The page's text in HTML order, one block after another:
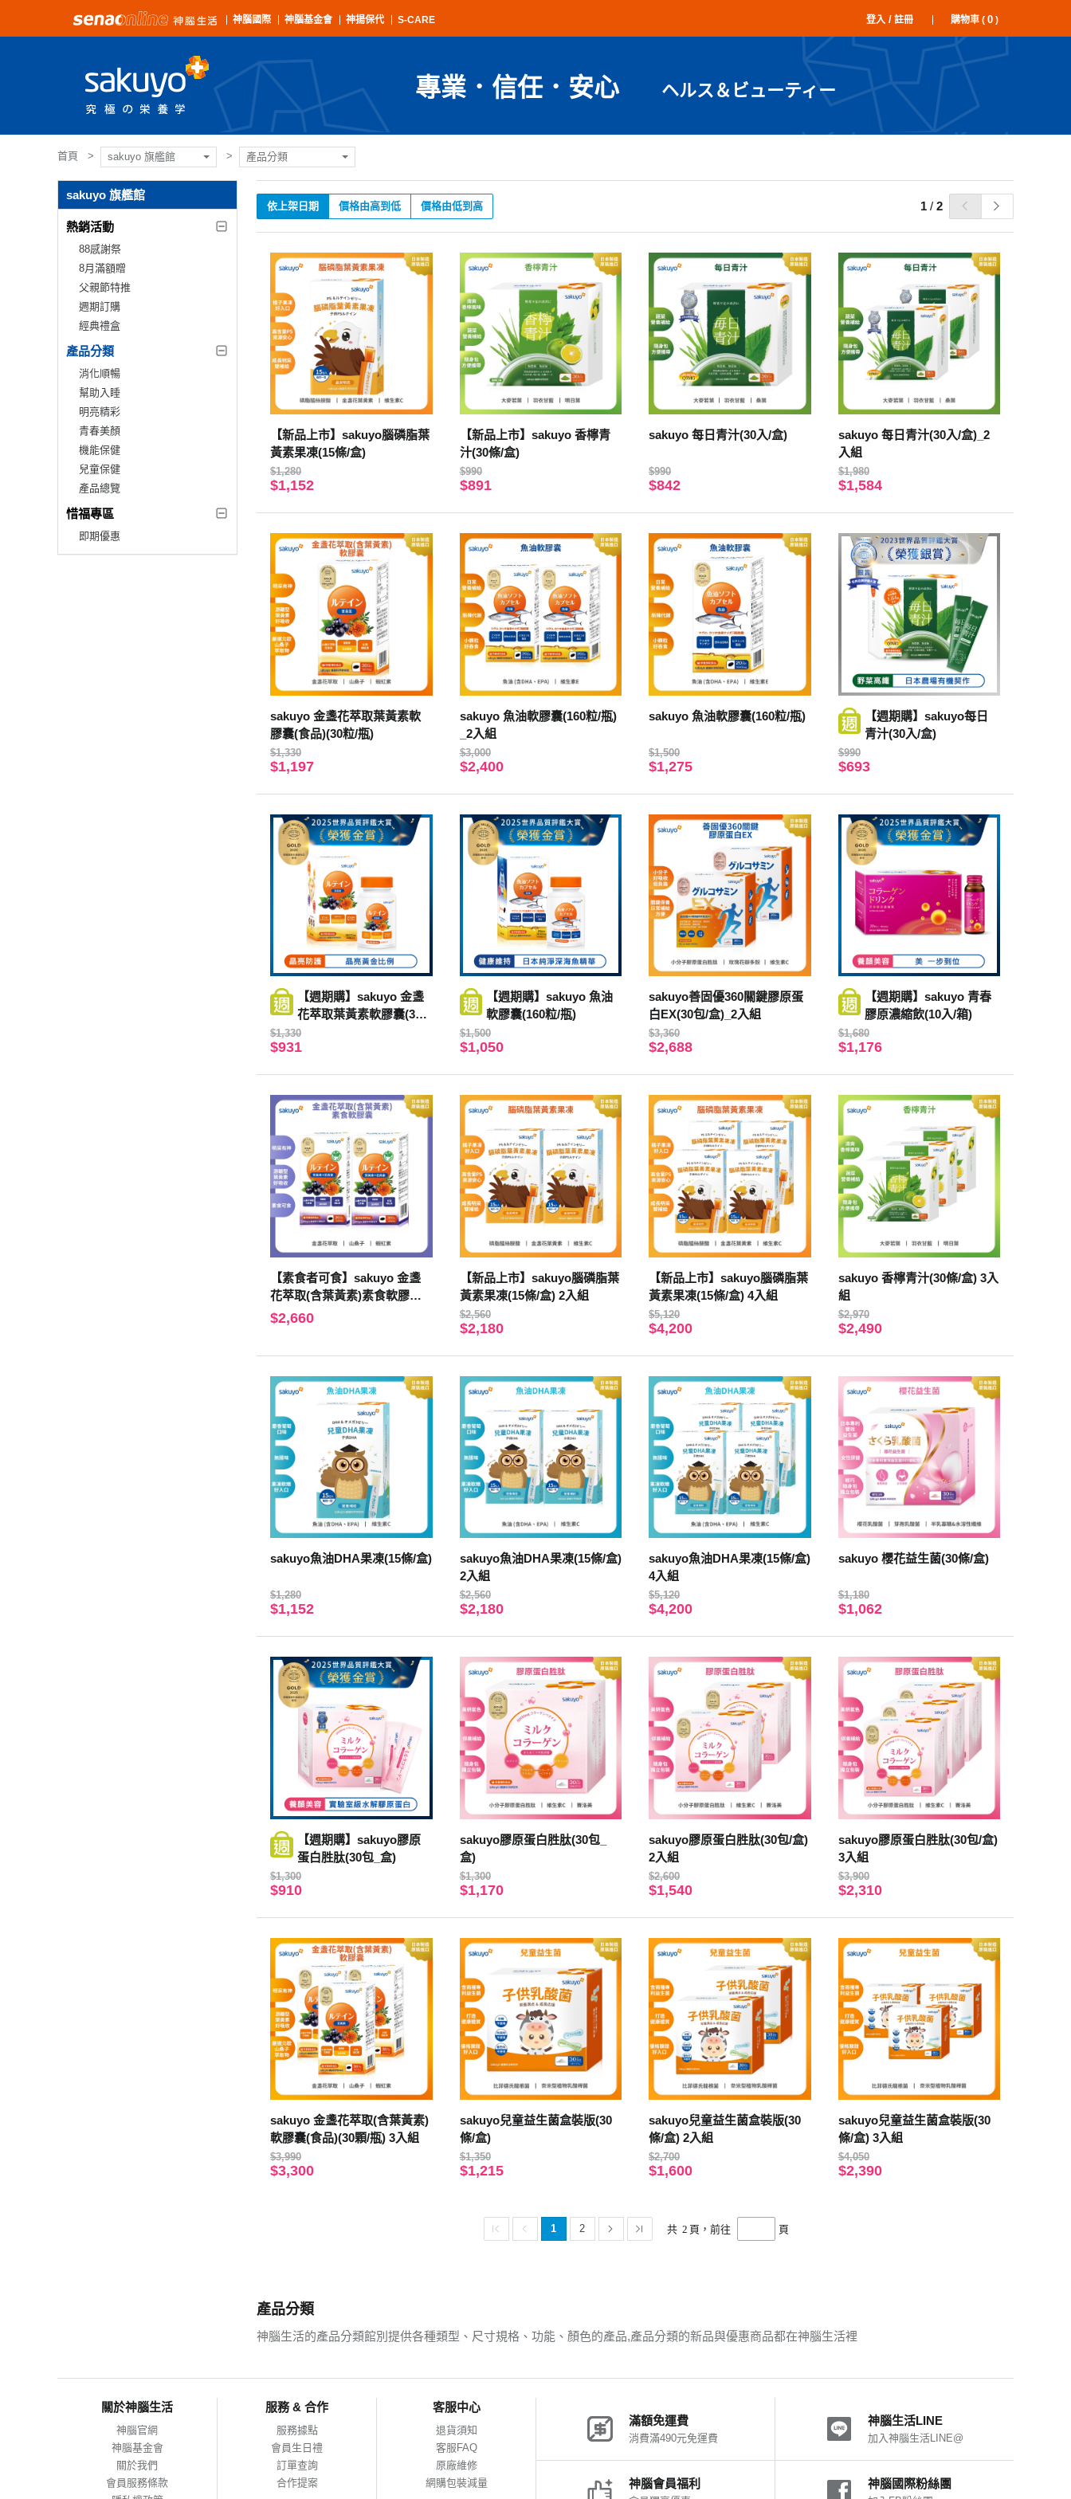
神腦國際 神腦基金會 神揚保代 S-CARE 登入 / 註冊 購物車 ( 0 )
專業．信任．安心 ヘルス＆ビューティー
首頁 sakuyo 旗艦館 產品分類
sakuyo 旗艦館
熱銷活動
88感謝祭
8月滿額贈
父親節特推
週期訂購
經典禮盒
產品分類
消化順暢
幫助入睡
明亮精彩
青春美顏
機能保健
兒童保健
產品總覽
惜福專區
即期優惠
依上架日期 價格由高到低 價格由低到高 1 / 2
【新品上市】sakuyo腦磷脂葉
黃素果凍(15條/盒)
$1,280
$1,152
【新品上市】sakuyo 香檸青
汁(30條/盒)
$990
$891
sakuyo 每日青汁(30入/盒)
$990
$842
sakuyo 每日青汁(30入/盒)_2
入組
$1,980
$1,584
sakuyo 金盞花萃取葉黃素軟
膠囊(食品)(30粒/瓶)
$1,330
$1,197
sakuyo 魚油軟膠囊(160粒/瓶)
_2入組
$3,000
$2,400
sakuyo 魚油軟膠囊(160粒/瓶)
$1,500
$1,275
【週期購】sakuyo每日
青汁(30入/盒)
$990
$693
【週期購】sakuyo 金盞
花萃取葉黃素軟膠囊(30
粒/瓶)
$1,330
$931
【週期購】sakuyo 魚油
軟膠囊(160粒/瓶)
$1,500
$1,050
sakuyo善固優360關鍵膠原蛋
白EX(30包/盒)_2入組
$3,360
$2,688
【週期購】sakuyo 青春
膠原濃縮飲(10入/箱)
$1,680
$1,176
【素食者可食】sakuyo 金盞
花萃取(含葉黃素)素食軟膠囊
(食品)(30顆/瓶) 2入組
$2,660
【新品上市】sakuyo腦磷脂葉
黃素果凍(15條/盒) 2入組
$2,560
$2,180
【新品上市】sakuyo腦磷脂葉
黃素果凍(15條/盒) 4入組
$5,120
$4,200
sakuyo 香檸青汁(30條/盒) 3入
組
$2,970
$2,490
sakuyo魚油DHA果凍(15條/盒)
$1,280
$1,152
sakuyo魚油DHA果凍(15條/盒)
2入組
$2,560
$2,180
sakuyo魚油DHA果凍(15條/盒)
4入組
$5,120
$4,200
sakuyo 櫻花益生菌(30條/盒)
$1,180
$1,062
【週期購】sakuyo膠原
蛋白胜肽(30包_盒)
$1,300
$910
sakuyo膠原蛋白胜肽(30包_
盒)
$1,300
$1,170
sakuyo膠原蛋白胜肽(30包/盒)
2入組
$2,600
$1,540
sakuyo膠原蛋白胜肽(30包/盒)
3入組
$3,900
$2,310
sakuyo 金盞花萃取(含葉黃素)
軟膠囊(食品)(30顆/瓶) 3入組
$3,990
$3,300
sakuyo兒童益生菌盒裝版(30
條/盒)
$1,350
$1,215
sakuyo兒童益生菌盒裝版(30
條/盒) 2入組
$2,700
$1,600
sakuyo兒童益生菌盒裝版(30
條/盒) 3入組
$4,050
$2,390
1 2 共 2 頁，前往 頁
產品分類
神腦生活的產品分類館別提供各種類型、尺寸規格、功能、顏色的產品,產品分類的新品與優惠商品都在神腦生活裡
關於神腦生活
神腦官網
神腦基金會
關於我們
會員服務條款
服務 & 合作
服務據點
會員生日禮
訂單查詢
合作提案
客服中心
退貨須知
客服FAQ
原廠維修
網購包裝減量
滿額免運費
消費滿490元免運費
神腦生活LINE
加入神腦生活LINE@
神腦會員福利 神腦國際粉絲團